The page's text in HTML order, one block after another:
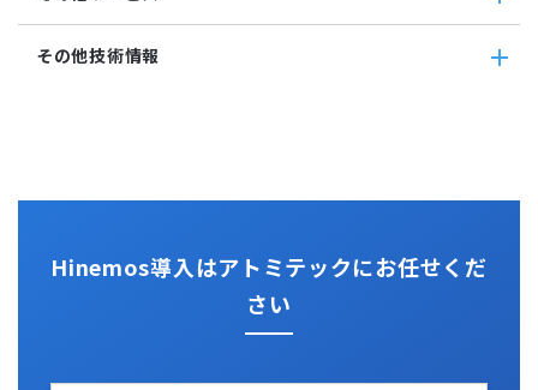
リソース監視
プロセス監視
teams
slack
CloudGate UNO
その他技術情報
Hinemos導入はアトミテックにお任せくだ
さい